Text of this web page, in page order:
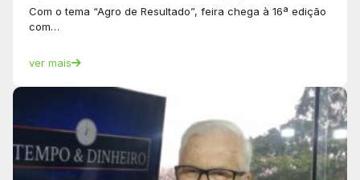
Com o tema “Agro de Resultado”, feira chega à 16ª edição
com…
ver mais